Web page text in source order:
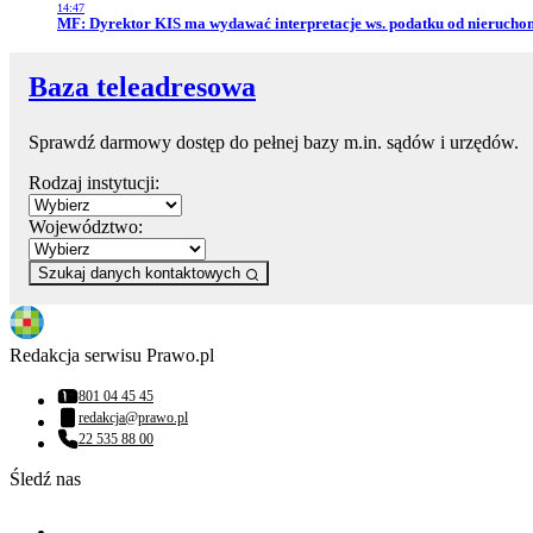
14:47
Przejdź do artykułu:
MF: Dyrektor KIS ma wydawać interpretacje ws. podatku od
Baza teleadresowa
Sprawdź darmowy dostęp do pełnej bazy m.in. sądów i urzędów.
Rodzaj instytucji:
Województwo:
Szukaj danych kontaktowych
Redakcja serwisu Prawo.pl
Numer telefonu:
801 04 45 45
Adres email:
redakcja@prawo.pl
Numer telefonu:
22 535 88 00
Śledź nas